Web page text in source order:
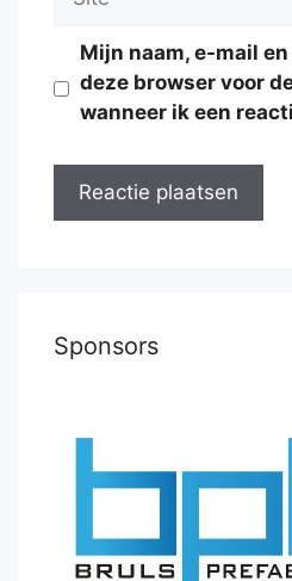
Mijn naam, e-mail
deze browser voor
wanneer ik een
Sponsors